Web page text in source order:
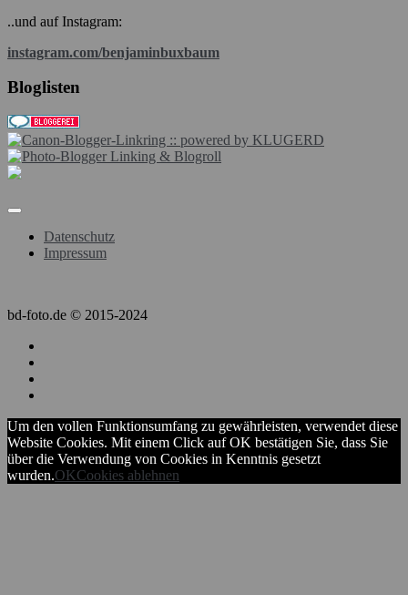
..und auf Instagram:
instagram.com/benjaminbuxbaum
Bloglisten
Datenschutz
Impressum
bd-foto.de © 2015-2024
Um den vollen Funktionsumfang zu gewährleisten, verwendet diese
Website Cookies. Mit einem Click auf OK bestätigen Sie, dass Sie
über die Verwendung von Cookies in Kenntnis gesetzt
wurden.OKCookies ablehnen